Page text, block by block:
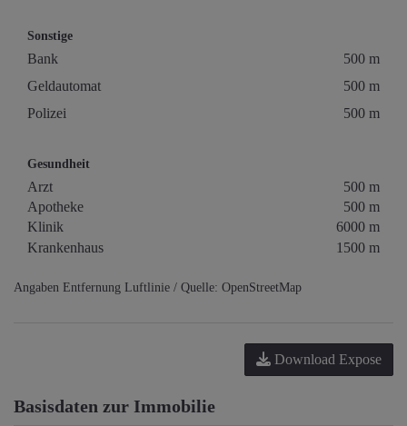
Sonstige
Bank
500 m
Geldautomat
500 m
Polizei
500 m
Gesundheit
Arzt
500 m
Apotheke
500 m
Klinik
6000 m
Krankenhaus
1500 m
Angaben Entfernung Luftlinie / Quelle: OpenStreetMap
Download Expose
Basisdaten zur Immobilie